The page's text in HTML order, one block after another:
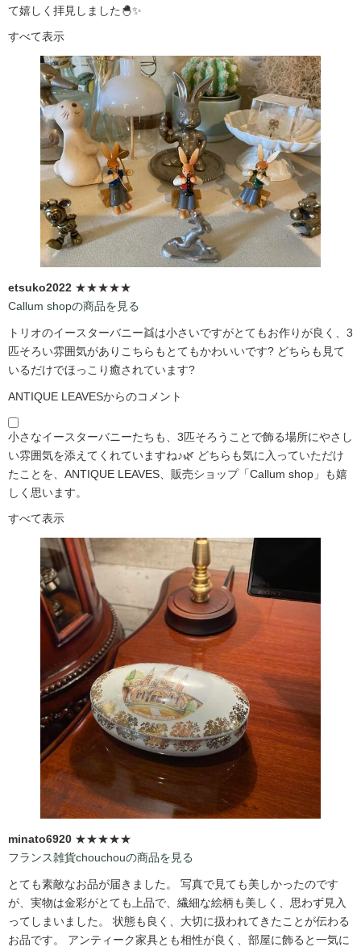
て嬉しく拝見しました🐣✨
すべて表示
etsuko2022 ★★★★★
Callum shopの商品を見る
トリオのイースターバニー👯は小さいですがとてもお作りが良く、3
匹そろい雰囲気がありこちらもとてもかわいいです?️ どちらも見て
いるだけでほっこり癒されています?️
ANTIQUE LEAVESからのコメント
小さなイースターバニーたちも、3匹そろうことで飾る場所にやさし
い雰囲気を添えてくれていますね♪🌿 どちらも気に入っていただけ
たことを、ANTIQUE LEAVES、販売ショップ「Callum shop」も嬉
しく思います。
すべて表示
minato6920 ★★★★★
フランス雑貨chouchouの商品を見る
とても素敵なお品が届きました。 写真で見ても美しかったのです
が、実物は金彩がとても上品で、繊細な絵柄も美しく、思わず見入
ってしまいました。 状態も良く、大切に扱われてきたことが伝わる
お品です。 アンティーク家具とも相性が良く、部屋に飾ると一気に